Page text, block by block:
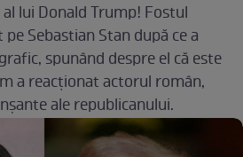
lui Donald Trump! Fostul
Sebastian Stan după ce a
spunând despre el că este
a reacționat actorul român,
ale republicanului.